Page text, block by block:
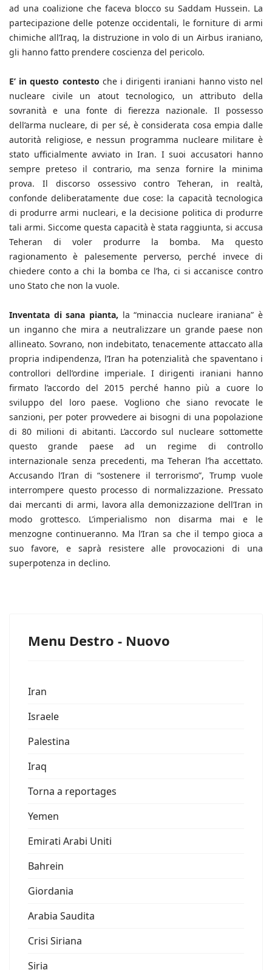
ad una coalizione che faceva blocco su Saddam Hussein. La
partecipazione delle potenze occidentali, le forniture di armi
chimiche all’Iraq, la distruzione in volo di un Airbus iraniano,
gli hanno fatto prendere coscienza del pericolo.
E’ in questo contesto che i dirigenti iraniani hanno visto nel
nucleare civile un atout tecnologico, un attributo della
sovranità e una fonte di fierezza nazionale. Il possesso
dell’arma nucleare, di per sé, è considerata cosa empia dalle
autorità religiose, e nessun programma nucleare militare è
stato ufficialmente avviato in Iran. I suoi accusatori hanno
sempre preteso il contrario, ma senza fornire la minima
prova. Il discorso ossessivo contro Teheran, in realtà,
confonde deliberatamente due cose: la capacità tecnologica
di produrre armi nucleari, e la decisione politica di produrre
tali armi. Siccome questa capacità è stata raggiunta, si accusa
Teheran di voler produrre la bomba. Ma questo
ragionamento è palesemente perverso, perché invece di
chiedere conto a chi la bomba ce l’ha, ci si accanisce contro
uno Stato che non la vuole.
Inventata di sana pianta, la “minaccia nucleare iraniana” è
un inganno che mira a neutralizzare un grande paese non
allineato. Sovrano, non indebitato, tenacemente attaccato alla
propria indipendenza, l’Iran ha potenzialità che spaventano i
controllori dell’ordine imperiale. I dirigenti iraniani hanno
firmato l’accordo del 2015 perché hanno più a cuore lo
sviluppo del loro paese. Vogliono che siano revocate le
sanzioni, per poter provvedere ai bisogni di una popolazione
di 80 milioni di abitanti. L’accordo sul nucleare sottomette
questo grande paese ad un regime di controllo
internazionale senza precedenti, ma Teheran l’ha accettato.
Accusando l’Iran di “sostenere il terrorismo”, Trump vuole
interrompere questo processo di normalizzazione. Pressato
dai mercanti di armi, lavora alla demonizzazione dell’Iran in
modo grottesco. L’imperialismo non disarma mai e le
menzogne continueranno. Ma l’Iran sa che il tempo gioca a
suo favore, e saprà resistere alle provocazioni di una
superpotenza in declino.
Menu Destro - Nuovo
Iran
Israele
Palestina
Iraq
Torna a reportages
Yemen
Emirati Arabi Uniti
Bahrein
Giordania
Arabia Saudita
Crisi Siriana
Siria